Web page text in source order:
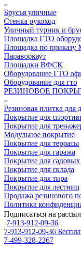
Брусья уличные
Стенка рукоход
Уличный турник и
Площадка ГТО
Площадка по приказу
Параворкаут
Площадки ВФСК
Оборудование ГТО
Оборудование для гто
РЕЗИНОВОЕ
Резиновая плитка для
Покрытие для
Покрытие для
Модульное покрытие
Покрытие для террасы
Покрытие для гаража
Покрытие для
Покрытие для склада
Покрытие для тира
Покрытие для лестниц
Продажа резинового
Политика
Подписаться на
7-913-912-09-36
7-913-912-09-36
7-499-328-2267